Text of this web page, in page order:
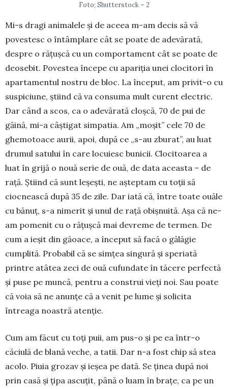
Foto; Shutterstock – 2
Mi-s dragi animalele și de aceea m-am decis să vă
povestesc o întâmplare cât se poate de adevărată,
despre o rățușcă cu un comportament cât se poate de
deosebit. Po­ves­tea începe cu apariția unei clocitori în
apar­tamentul nostru de bloc. La început, am pri­vit-o cu
suspiciune, știind că va consuma mult curent electric.
Dar când a scos, ca o ade­vărată cloșcă, 70 de pui de
găină, mi-a câștigat sim­patia. Am „moșit” cele 70 de
ghemotoace au­rii, apoi, după ce „s-au zburat”, au luat
drumul satului în care locuiesc bunicii. Clocitoarea a
luat în grijă o nouă serie de ouă, de data aceas­ta – de
rață. Știind că sunt leșești, ne așteptam cu toții să
ciocnească după 35 de zile. Dar iată că, între toate ouăle
cu bănuț, s-a ni­me­rit și unul de rață obișnuită. Așa că ne-
am po­me­­nit cu o rățușcă mai devreme de ter­men. De
cum a ieșit din găoace, a în­ceput să facă o gălăgie
cumplită. Pro­babil că se simțea singură și speriată
printre atâtea zeci de ouă cufundate în tăcere perfectă
și puse pe muncă, pentru a construi vieți noi. Sau poa­te
că voia să ne anunțe că a venit pe lume și solicita
întreaga noastră atenție.
Cum am făcut cu toți puii, am pus-o și pe ea în­tr-o
căciulă de blană veche, a ta­tii. Dar n-a fost chip să stea
acolo. Piuia grozav și ie­șea pe dată. Se ți­nea du­pă noi
prin casă și țipa ascuțit, până o luam în brațe, ca pe un